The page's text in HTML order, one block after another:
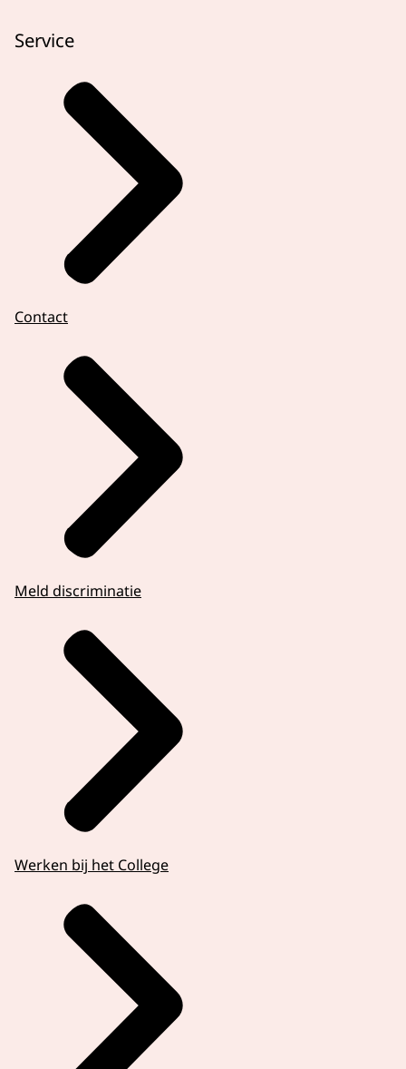
Service
Contact
Meld discriminatie
Werken bij het College